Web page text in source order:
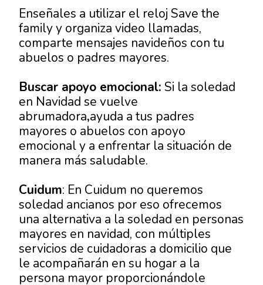
Enseñales a utilizar el reloj Save the
family y organiza video llamadas,
comparte mensajes navideños con tu
abuelos o padres mayores.
Buscar apoyo emocional: Si la soledad
en Navidad se vuelve
abrumadora,ayuda a tus padres
mayores o abuelos con apoyo
emocional y a enfrentar la situación de
manera más saludable.
Cuidum: En Cuidum no queremos
soledad ancianos por eso ofrecemos
una alternativa a lasoledad en personas
mayores en navidad, con múltiples
servicios de cuidadoras a domicilio que
le acompañarán en su hogar a la
persona mayor proporcionándole